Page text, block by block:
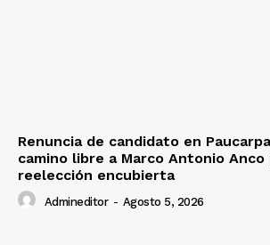
Renuncia de candidato en
camino libre a Marco Antonio Anco
reelección encubierta
Admineditor - Agosto 5, 2026